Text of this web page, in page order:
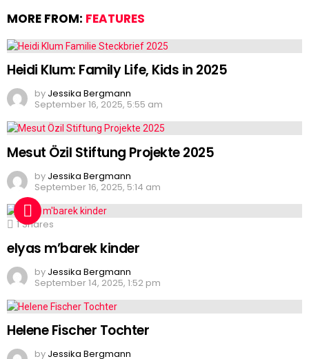
MORE FROM: FEATURES
Heidi Klum: Family Life, Kids in 2025
by Jessika Bergmann
September 16, 2025, 5:55 am
Mesut Özil Stiftung Projekte 2025
by Jessika Bergmann
September 16, 2025, 5:14 am
1 Shares
elyas m’barek kinder
by Jessika Bergmann
September 14, 2025, 1:52 pm
Helene Fischer Tochter
by Jessika Bergmann